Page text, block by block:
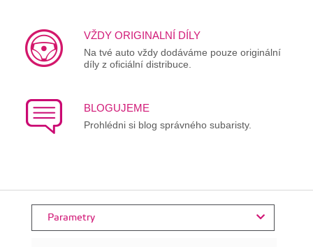
VŽDY ORIGINALNÍ DÍLY
Na tvé auto vždy dodáváme pouze originální
díly z oficiální distribuce.
BLOGUJEME
Prohlédni si blog správného subaristy.
Parametry